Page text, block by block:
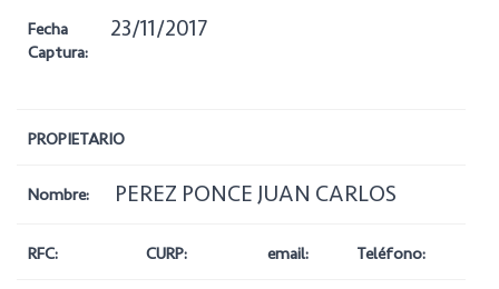
Fecha
Captura:
23/11/2017
PROPIETARIO
Nombre: PEREZ PONCE JUAN CARLOS
RFC: CURP: email: Teléfono: